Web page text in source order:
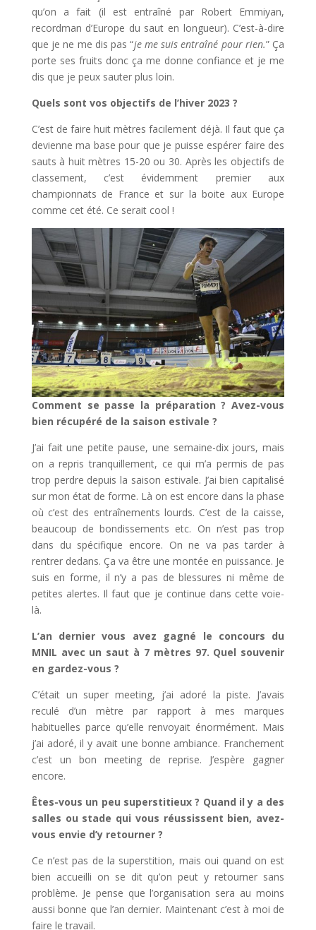
qu’on a fait (il est entraîné par Robert Emmiyan,
recordman d’Europe du saut en longueur). C’est-à-dire
que je ne me dis pas “je me suis entraîné pour rien.” Ça
porte ses fruits donc ça me donne confiance et je me
dis que je peux sauter plus loin.
Quels sont vos objectifs de l’hiver 2023 ?
C’est de faire huit mètres facilement déjà. Il faut que ça
devienne ma base pour que je puisse espérer faire des
sauts à huit mètres 15-20 ou 30. Après les objectifs de
classement, c’est évidemment premier aux
championnats de France et sur la boite aux Europe
comme cet été. Ce serait cool !
Comment se passe la préparation ? Avez-vous
bien récupéré de la saison estivale ?
J’ai fait une petite pause, une semaine-dix jours, mais
on a repris tranquillement, ce qui m’a permis de pas
trop perdre depuis la saison estivale. J’ai bien capitalisé
sur mon état de forme. Là on est encore dans la phase
où c’est des entraînements lourds. C’est de la caisse,
beaucoup de bondissements etc. On n’est pas trop
dans du spécifique encore. On ne va pas tarder à
rentrer dedans. Ça va être une montée en puissance. Je
suis en forme, il n’y a pas de blessures ni même de
petites alertes. Il faut que je continue dans cette voie-
là.
L’an dernier vous avez gagné le concours du
MNIL avec un saut à 7 mètres 97. Quel souvenir
en gardez-vous ?
C’était un super meeting, j’ai adoré la piste. J’avais
reculé d’un mètre par rapport à mes marques
habituelles parce qu’elle renvoyait énormément. Mais
j’ai adoré, il y avait une bonne ambiance. Franchement
c’est un bon meeting de reprise. J’espère gagner
encore.
Êtes-vous un peu superstitieux ? Quand il y a des
salles ou stade qui vous réussissent bien, avez-
vous envie d’y retourner ?
Ce n’est pas de la superstition, mais oui quand on est
bien accueilli on se dit qu’on peut y retourner sans
problème. Je pense que l’organisation sera au moins
aussi bonne que l’an dernier. Maintenant c’est à moi de
faire le travail.